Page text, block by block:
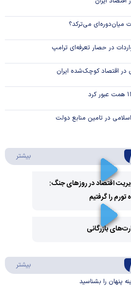
میان‌دوره‌ای می‌ترکد؟
در حصار تعرفه‌ای ترامپ
در اقتصاد کوچک‌شده ایران
در تامین منابع دولت
بیشتر
Play
Video
اقتصاد در روزهای جنگ:
را گرفتیم
Video
بازرگانی
بیشتر